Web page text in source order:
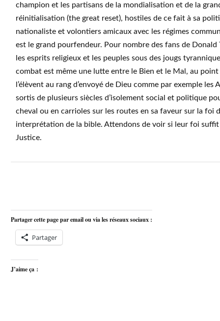
champion et les partisans de la mondialisation et de la
réinitialisation (the great reset), hostiles de ce fait à sa
nationaliste et volontiers amicaux avec les régimes
est le grand pourfendeur. Pour nombre des fans de Donald
les esprits religieux et les peuples sous des jougs
combat est même une lutte entre le Bien et le Mal, au
l’élèvent au rang d’envoyé de Dieu comme par exemple les
sortis de plusieurs siècles d’isolement social et politique
cheval ou en carrioles sur les routes en sa faveur sur la foi
interprétation de la bible. Attendons de voir si leur foi
Justice.
Partager cette page par email ou via les réseaux sociaux :
Partager
J’aime ça :